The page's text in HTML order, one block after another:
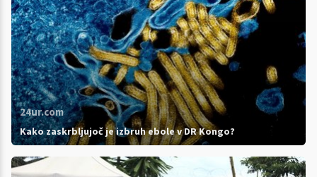
24ur.com
Kako zaskrbljujoč je izbruh ebole v DR Kongo?